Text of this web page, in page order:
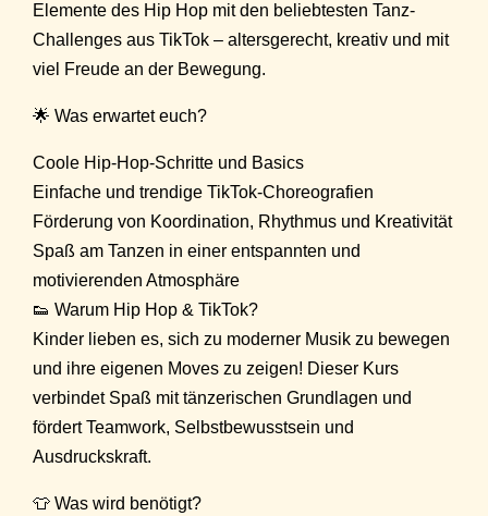
Elemente des Hip Hop mit den beliebtesten Tanz-
Challenges aus TikTok – altersgerecht, kreativ und mit
viel Freude an der Bewegung.
🌟 Was erwartet euch?
Coole Hip-Hop-Schritte und Basics
Einfache und trendige TikTok-Choreografien
Förderung von Koordination, Rhythmus und Kreativität
Spaß am Tanzen in einer entspannten und
motivierenden Atmosphäre
👟 Warum Hip Hop & TikTok?
Kinder lieben es, sich zu moderner Musik zu bewegen
und ihre eigenen Moves zu zeigen! Dieser Kurs
verbindet Spaß mit tänzerischen Grundlagen und
fördert Teamwork, Selbstbewusstsein und
Ausdruckskraft.
👕 Was wird benötigt?